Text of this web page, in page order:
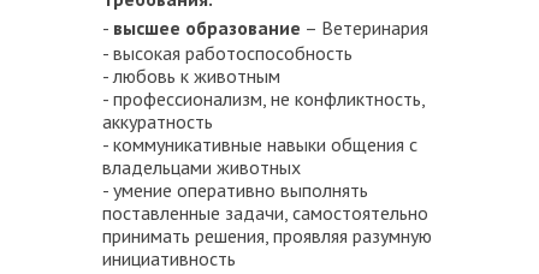
- высшее образование – Ветеринария
- высокая работоспособность
- любовь к животным
- профессионализм, не конфликтность,
аккуратность
- коммуникативные навыки общения с
владельцами животных
- умение оперативно выполнять
поставленные задачи, самостоятельно
принимать решения, проявляя разумную
инициативность